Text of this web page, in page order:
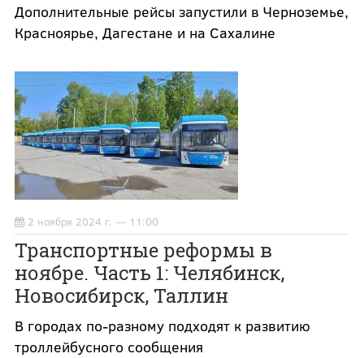
Дополнительные рейсы запустили в Черноземье,
Красноярье, Дагестане и на Сахалине
2 ноября 2024 г. — 11:00
Транспортные реформы в
ноябре. Часть 1: Челябинск,
Новосибирск, Таллин
В городах по-разному подходят к развитию
троллейбусного сообщения